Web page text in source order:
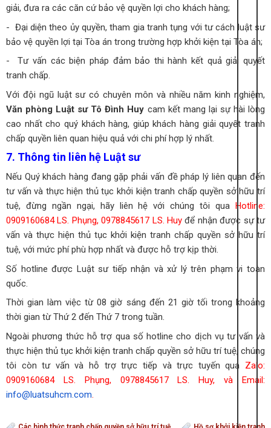
giải, đưa ra các căn cứ bảo vệ quyền lợi cho khách hàng;
- Đại diện theo ủy quyền, tham gia tranh tụng với tư cách luật sư
bảo vệ quyền lợi tại Tòa án trong trường hợp khởi kiện tại Tòa án;
- Tư vấn các biện pháp đảm bảo thi hành kết quả giải quyết
tranh chấp.
Với đội ngũ luật sư có chuyên môn và nhiều năm kinh nghiệm,
Văn phòng Luật sư Tô Đình Huy cam kết mang lại sự hài lòng
cao nhất cho quý khách hàng, giúp khách hàng giải quyết tranh
chấp quyền liên quan hiệu quả với chi phí hợp lý nhất.
7. Thông tin liên hệ Luật sư
Nếu Quý khách hàng đang gặp phải vấn đề pháp lý liên quan đến
tư vấn và thực hiện thủ tục khởi kiện tranh chấp quyền sở hữu trí
tuệ, đừng ngần ngại, hãy liên hệ với chúng tôi qua Hotline:
0909160684 LS. Phụng, 0978845617 LS. Huy để nhận được sự tư
vấn và thực hiện thủ tục khởi kiện tranh chấp quyền sở hữu trí
tuệ, với mức phí phù hợp nhất và được hỗ trợ kịp thời.
Số hotline được Luật sư tiếp nhận và xử lý trên phạm vi toàn
quốc.
Thời gian làm việc từ 08 giờ sáng đến 21 giờ tối trong khoảng
thời gian từ Thứ 2 đến Thứ 7 trong tuần.
Ngoài phương thức hỗ trợ qua số hotline cho dịch vụ tư vấn và
thực hiện thủ tục khởi kiện tranh chấp quyền sở hữu trí tuệ, chúng
tôi còn tư vấn và hỗ trợ trực tiếp và trực tuyến qua Zalo:
0909160684 LS. Phụng, 0978845617 LS. Huy, và Email:
info@luatsuhcm.com